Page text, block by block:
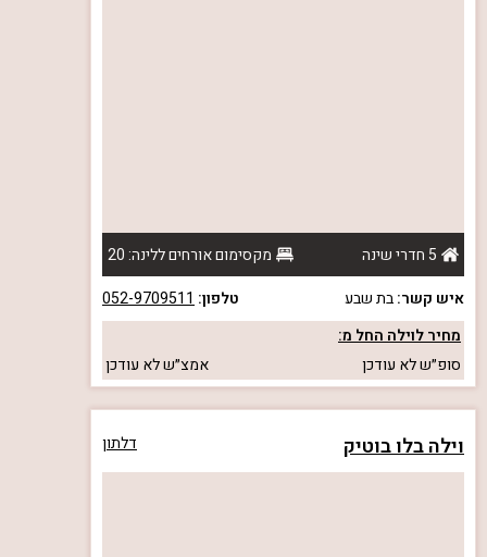
5 חדרי שינה
מקסימום אורחים ללינה: 20
איש קשר:בת שבע טלפון: 052-9709511
מחיר לוילה החל מ:
סופ״שלא עודכן אמצ״שלא עודכן
וילה בלו בוטיק דלתון